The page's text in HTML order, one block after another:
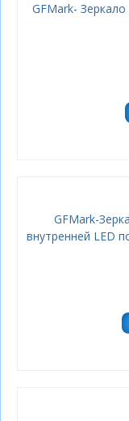
GFMark-
GFMark-
внутренней LED